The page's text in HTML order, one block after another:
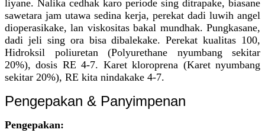
liyane. Nalika cedhak karo periode sing ditrapake, biasane
sawetara jam utawa sedina kerja, perekat dadi luwih angel
dioperasikake, lan viskositas bakal mundhak. Pungkasane,
dadi jeli sing ora bisa dibalekake. Perekat kualitas 100,
Hidroksil poliuretan (Polyurethane nyumbang sekitar
20%), dosis RE 4-7. Karet kloroprena (Karet nyumbang
sekitar 20%), RE kita nindakake 4-7.
Pengepakan & Panyimpenan
Pengepakan: